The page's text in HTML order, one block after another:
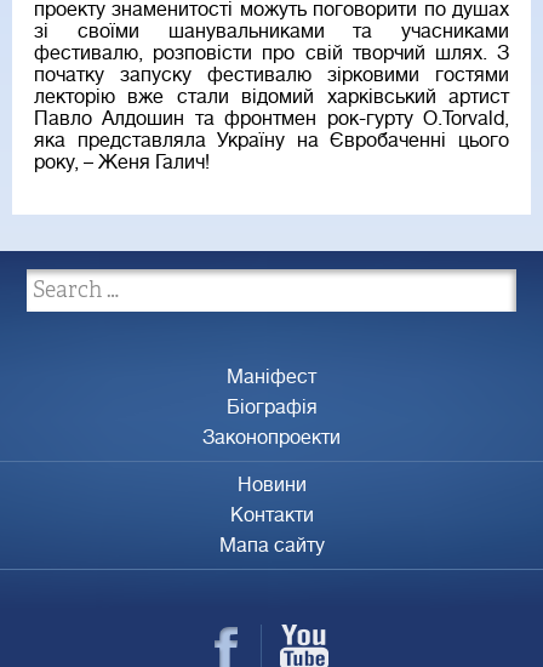
проекту знаменитості можуть поговорити по душах
зі своїми шанувальниками та учасниками
фестивалю, розповісти про свій творчий шлях. З
початку запуску фестивалю зірковими гостями
лекторію вже стали відомий харківський артист
Павло Алдошин та фронтмен рок-гурту O.Torvald,
яка представляла Україну на Євробаченні цього
року, – Женя Галич!
Маніфест
Біографія
Законопроекти
Новини
Контакти
Мапа сайту